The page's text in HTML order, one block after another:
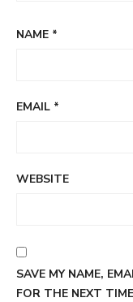
NAME *
EMAIL *
WEBSITE
SAVE MY NAME,
FOR THE NEXT